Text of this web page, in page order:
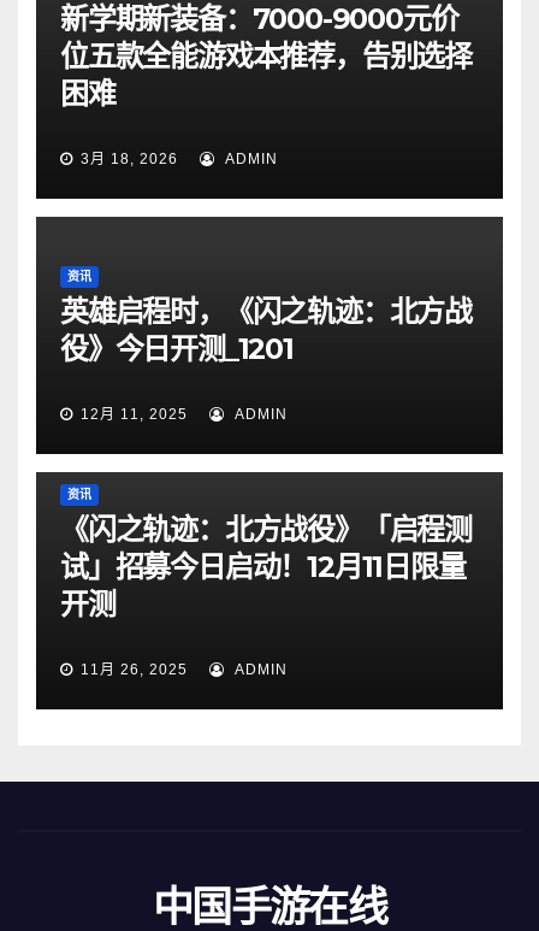
新学期新装备：7000-9000元价
位五款全能游戏本推荐，告别选择
困难
3月 18, 2026 ADMIN
资讯
英雄启程时，《闪之轨迹：北方战
役》今日开测_1201
12月 11, 2025 ADMIN
资讯
《闪之轨迹：北方战役》「启程测
试」招募今日启动！12月11日限量
开测
11月 26, 2025 ADMIN
中国手游在线